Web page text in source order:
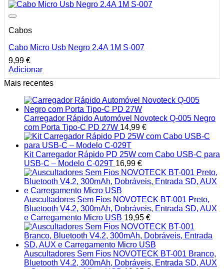
Cabos
Cabo Micro Usb Negro 2.4A 1M S-007
9,99 €
Adicionar
Mais recentes
Carregador Rápido Automóvel Novoteck Q-005 Negro
com Porta Tipo-C PD 27W 14,99 €
Kit Carregador Rápido PD 25W com Cabo USB-C para
USB-C – Modelo C-029T 16,99 €
Auscultadores Sem Fios NOVOTECK BT-001 Preto,
Bluetooth V4.2, 300mAh, Dobráveis, Entrada SD, AUX
e Carregamento Micro USB 19,95 €
Auscultadores Sem Fios NOVOTECK BT-001 Branco,
Bluetooth V4.2, 300mAh, Dobráveis, Entrada SD, AUX